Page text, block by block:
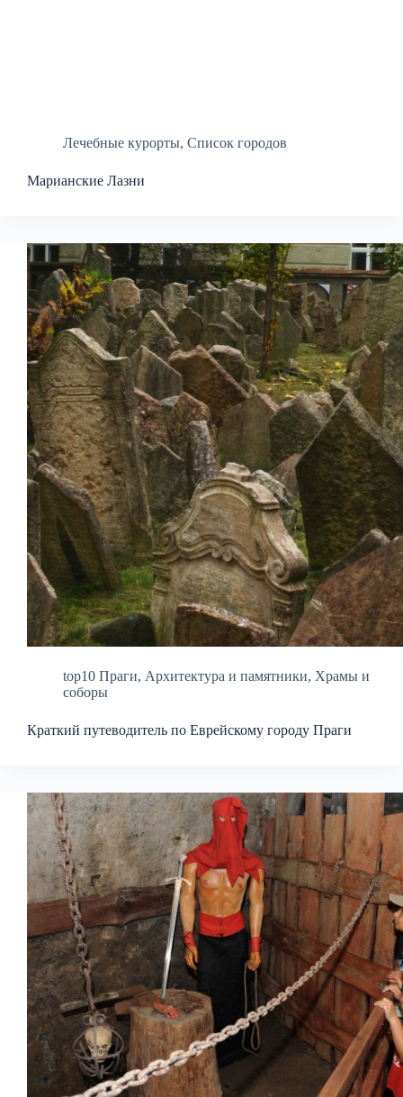
Лечебные курорты, Список городов
Марианские Лазни
top10 Праги, Архитектура и памятники, Храмы и
соборы
Краткий путеводитель по Еврейскому городу Праги